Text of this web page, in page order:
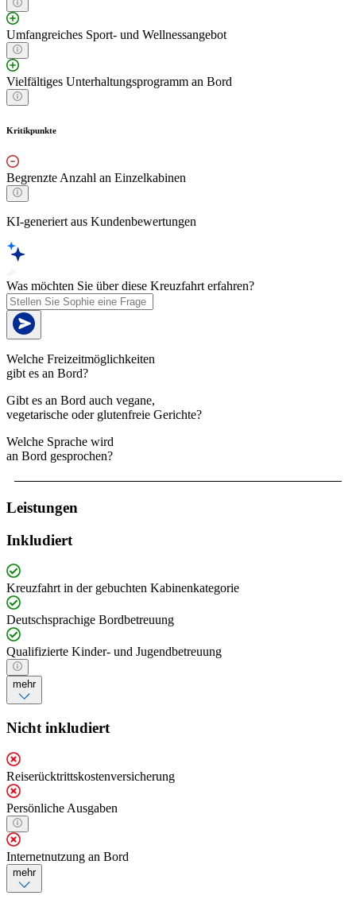
Umfangreiches Sport- und Wellnessangebot
Vielfältiges Unterhaltungsprogramm an Bord
Kritikpunkte
Begrenzte Anzahl an Einzelkabinen
KI-generiert aus Kundenbewertungen
Was möchten Sie über diese Kreuzfahrt erfahren?
Welche Freizeitmöglichkeiten
gibt es an Bord?
Gibt es an Bord auch vegane,
vegetarische oder glutenfreie Gerichte?
Welche Sprache wird
an Bord gesprochen?
Leistungen
Inkludiert
Kreuzfahrt in der gebuchten Kabinenkategorie
Deutschsprachige Bordbetreuung
Qualifizierte Kinder- und Jugendbetreuung
mehr
Nicht inkludiert
Reiserücktrittskostenversicherung
Persönliche Ausgaben
Internetnutzung an Bord
mehr